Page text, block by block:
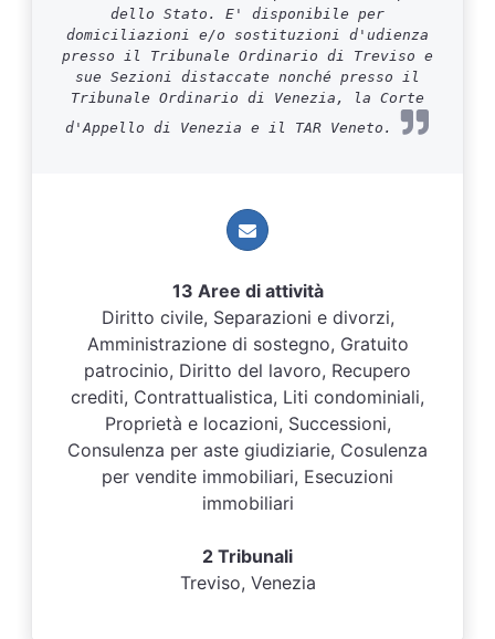
dello Stato. E' disponibile per
domiciliazioni e/o sostituzioni d'udienza
presso il Tribunale Ordinario di Treviso e
sue Sezioni distaccate nonché presso il
Tribunale Ordinario di Venezia, la Corte
d'Appello di Venezia e il TAR Veneto.
13 Aree di attività
Diritto civile, Separazioni e divorzi,
Amministrazione di sostegno, Gratuito
patrocinio, Diritto del lavoro, Recupero
crediti, Contrattualistica, Liti condominiali,
Proprietà e locazioni, Successioni,
Consulenza per aste giudiziarie, Cosulenza
per vendite immobiliari, Esecuzioni
immobiliari
2 Tribunali
Treviso, Venezia